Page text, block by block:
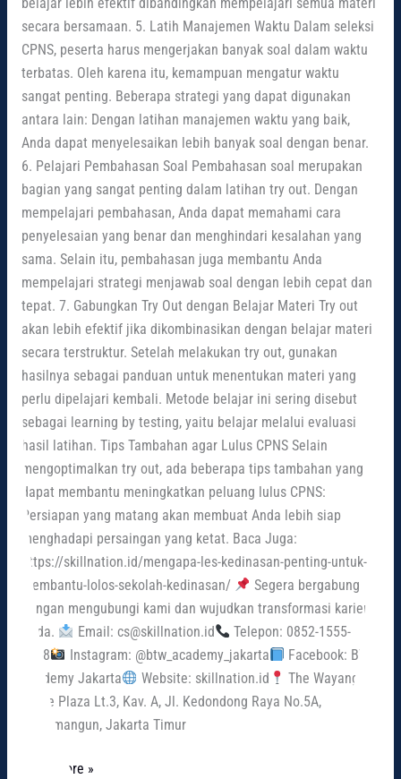
belajar lebih efektif dibandingkan mempelajari semua materi
secara bersamaan. 5. Latih Manajemen Waktu Dalam seleksi
CPNS, peserta harus mengerjakan banyak soal dalam waktu
terbatas. Oleh karena itu, kemampuan mengatur waktu
sangat penting. Beberapa strategi yang dapat digunakan
antara lain: Dengan latihan manajemen waktu yang baik,
Anda dapat menyelesaikan lebih banyak soal dengan benar.
6. Pelajari Pembahasan Soal Pembahasan soal merupakan
bagian yang sangat penting dalam latihan try out. Dengan
mempelajari pembahasan, Anda dapat memahami cara
penyelesaian yang benar dan menghindari kesalahan yang
sama. Selain itu, pembahasan juga membantu Anda
mempelajari strategi menjawab soal dengan lebih cepat dan
tepat. 7. Gabungkan Try Out dengan Belajar Materi Try out
akan lebih efektif jika dikombinasikan dengan belajar materi
secara terstruktur. Setelah melakukan try out, gunakan
hasilnya sebagai panduan untuk menentukan materi yang
perlu dipelajari kembali. Metode belajar ini sering disebut
sebagai learning by testing, yaitu belajar melalui evaluasi
hasil latihan. Tips Tambahan agar Lulus CPNS Selain
mengoptimalkan try out, ada beberapa tips tambahan yang
dapat membantu meningkatkan peluang lulus CPNS:
Persiapan yang matang akan membuat Anda lebih siap
menghadapi persaingan yang ketat. Baca Juga:
https://skillnation.id/mengapa-les-kedinasan-penting-untuk-
membantu-lolos-sekolah-kedinasan/
Segera bergabung
dengan mengubungi kami dan wujudkan transformasi karier
Anda.
Email: cs@skillnation.id
Telepon: 0852-1555-
6668
Instagram: @btw_academy_jakarta
Facebook: BTW
Academy Jakarta
Website: skillnation.id
The Wayang
Office Plaza Lt.3, Kav. A, Jl. Kedondong Raya No.5A,
Rawamangun, Jakarta Timur
Read More »